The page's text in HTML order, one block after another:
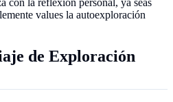
values la autoexploración
de Exploración